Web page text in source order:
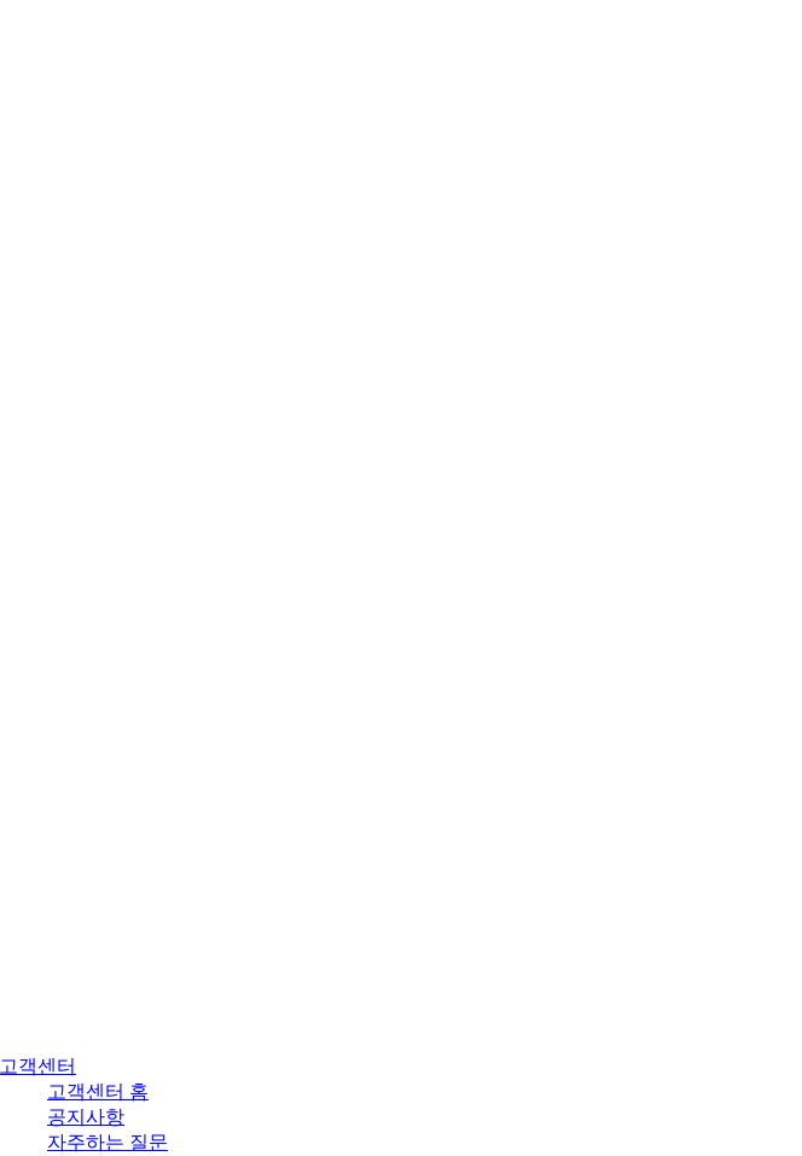
고객센터
고객센터 홈
공지사항
자주하는 질문